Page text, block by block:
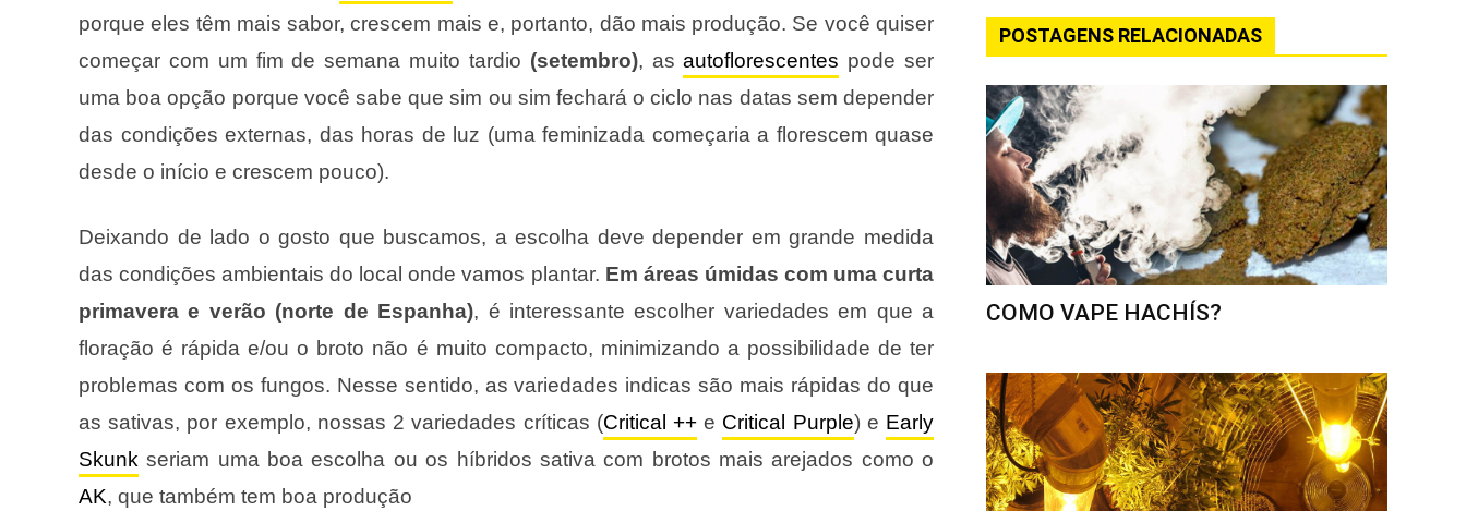
porque eles têm mais sabor, crescem mais e, portanto, dão mais produção. Se você quiser
começar com um fim de semana muito tardio (setembro), asautoflorescentes pode ser
uma boa opção porque você sabe que sim ou sim fechará o ciclo nas datas sem depender
das condições externas, das horas de luz (uma feminizada começaria a florescem quase
desde o início e crescem pouco).
Deixando de lado o gosto que buscamos, a escolha deve depender em grande medida
das condições ambientais do local onde vamos plantar. Em áreas úmidas com uma curta
primavera e verão (norte de Espanha), é interessante escolher variedades em que a
floração é rápida e/ou o broto não é muito compacto, minimizando a possibilidade de ter
problemas com os fungos. Nesse sentido, as variedades indicas são mais rápidas do que
as sativas, por exemplo, nossas 2 variedades críticas (Critical ++e Critical Purple) e Early
Skunk seriam uma boa escolha ou os híbridos sativa com brotos mais arejados como o
AK, que também tem boa produção
POSTAGENS RELACIONADAS
COMO VAPE HACHÍS?